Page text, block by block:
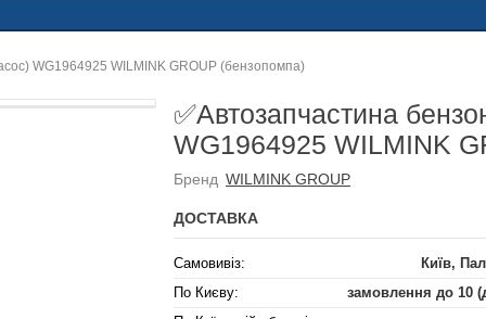
WG1964925 WILMINK GROUP (бензопомпа)
✅Автозапчастина
WG1964925 WILMINK
Бренд WILMINK GROUP
ДОСТАВКА
Самовивіз:
Київ,
По Києву:
замовлення до 10